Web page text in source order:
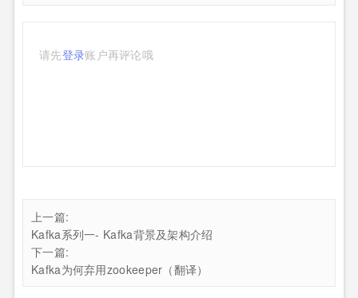
请先登录账户再评论哦
上一篇:
Kafka系列一- Kafka背景及架构介绍
下一篇:
Kafka为何弃用zookeeper（翻译）